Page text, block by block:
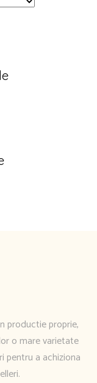
productie proprie,
o mare varietate
pentru a achiziona